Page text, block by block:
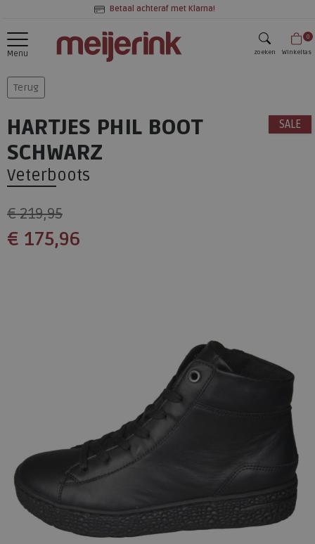
Betaal achteraf met Klarna!
Menu zoeken
0
Winkeltas
Terug
SALE
HARTJES PHIL BOOT
SCHWARZ
Veterboots
€ 219,95
€ 175,96